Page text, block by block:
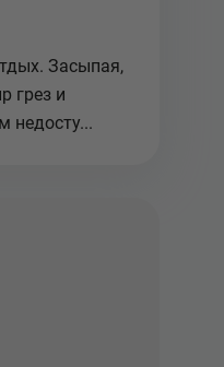
Засыпая,
грез и
недосту...